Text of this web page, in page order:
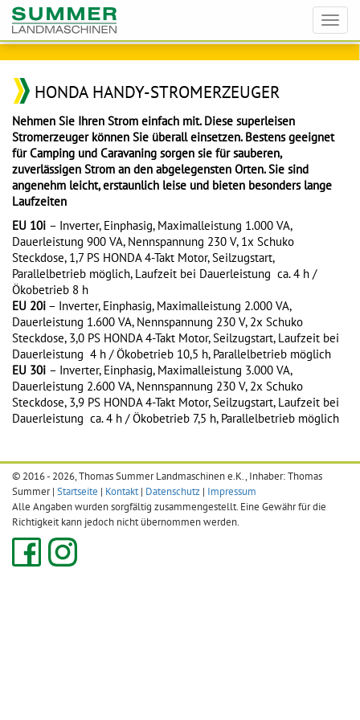
HONDA HANDY-STROMERZEUGER
Nehmen Sie Ihren Strom einfach mit. Diese superleisen
Stromerzeuger können Sie überall einsetzen. Bestens geeignet
für Camping und Caravaning sorgen sie für sauberen,
zuverlässigen Strom an den abgelegensten Orten. Sie sind
angenehm leicht, erstaunlich leise und bieten besonders lange
Laufzeiten
EU 10i – Inverter, Einphasig, Maximalleistung 1.000 VA,
Dauerleistung 900 VA, Nennspannung 230 V, 1x Schuko
Steckdose, 1,7 PS HONDA 4-Takt Motor, Seilzugstart,
Parallelbetrieb möglich, Laufzeit bei Dauerleistung ca. 4 h /
Ökobetrieb 8 h
EU 20i – Inverter, Einphasig, Maximalleistung 2.000 VA,
Dauerleistung 1.600 VA, Nennspannung 230 V, 2x Schuko
Steckdose, 3,0 PS HONDA 4-Takt Motor, Seilzugstart, Laufzeit bei
Dauerleistung 4 h / Ökobetrieb 10,5 h, Parallelbetrieb möglich
EU 30i – Inverter, Einphasig, Maximalleistung 3.000 VA,
Dauerleistung 2.600 VA, Nennspannung 230 V, 2x Schuko
Steckdose, 3,9 PS HONDA 4-Takt Motor, Seilzugstart, Laufzeit bei
Dauerleistung ca. 4 h / Ökobetrieb 7,5 h, Parallelbetrieb möglich
© 2016 - 2026, Thomas Summer Landmaschinen e.K., Inhaber: Thomas
Summer | Startseite | Kontakt| Datenschutz | Impressum
Alle Angaben wurden sorgfältig zusammengestellt. Eine Gewähr für die
Richtigkeit kann jedoch nicht übernommen werden.